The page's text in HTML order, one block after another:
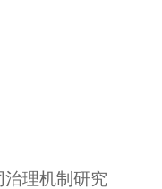
治理机制研究